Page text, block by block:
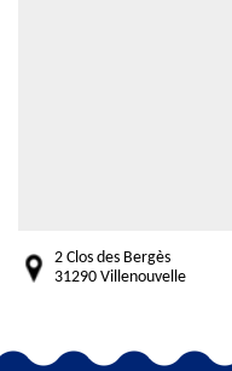
2 Clos des Bergès
31290 Villenouvelle